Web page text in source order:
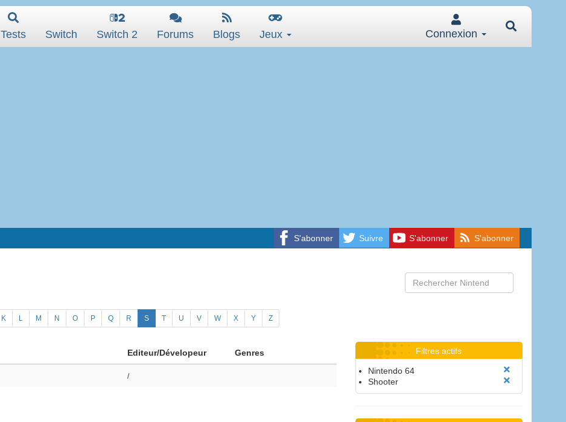
Tests Switch Switch 2 Forums Blogs Jeux Connexion
S'abonner Suivre S'abonner S'abonner
K L M N O P Q R S T U V W X Y Z
Editeur/Dévelopeur Genres
/
Filtres actifs
Nintendo 64
Shooter